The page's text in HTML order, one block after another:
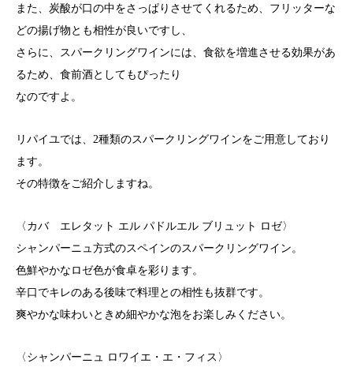
また、炭酸が口の中をさっぱりさせてくれるため、フリッターな
どの揚げ物とも相性が良いですし、
さらに、スパークリングワインには、食欲を増進させる効果があ
るため、食前酒としてもぴったり
なのですよ。
リパイユでは、2種類のスパークリングワインをご用意しており
ます。
その特徴をご紹介しますね。
〈カバ エレタット エル パドルエル ブリュット ロゼ〉
シャンパーニュ方式のスペインのスパークリングワイン。
色鮮やかなロゼ色が食卓を彩ります。
辛口でキレのある後味で料理との相性も抜群です。
爽やかな味わいときめ細やかな泡をお楽しみください。
〈シャンパーニュ ロワイエ・エ・フィス〉